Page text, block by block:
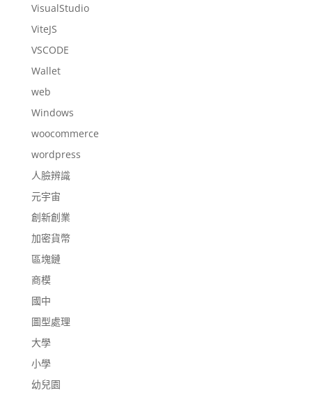
VisualStudio
ViteJS
VSCODE
Wallet
web
Windows
woocommerce
wordpress
人臉辨識
元宇宙
創新創業
加密貨幣
區塊鏈
商模
國中
圖型處理
大學
小學
幼兒園